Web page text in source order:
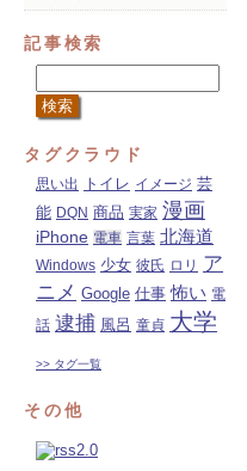
記事検索
タグクラウド
思い出 トイレ イメージ 芸
能 DQN 商品 実家 漫画
iPhone 電車 言葉 北海道
Windows 少女 彼氏 ロリ
ア
ニメ Google 仕事 怖い 電
話 逮捕 風呂 童貞 大学
>> タグ一覧
その他